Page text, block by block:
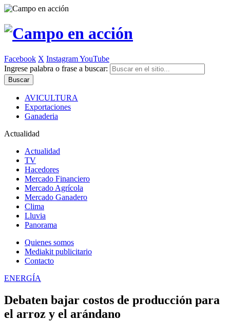
Facebook X InstagramYouTube
Ingrese palabra o frase a buscar:
AVICULTURA
Exportaciones
Ganaderia
Actualidad
Actualidad
TV
Hacedores
Mercado Financiero
Mercado Agrícola
Mercado Ganadero
Clima
Lluvia
Panorama
Quienes somos
Mediakit publicitario
Contacto
ENERGÍA
Debaten bajar costos de producción para
el arroz y el arándano